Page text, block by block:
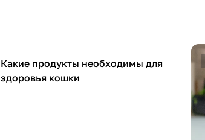
Советы покупателям
Какие продукты необходимы для
здоровья кошки